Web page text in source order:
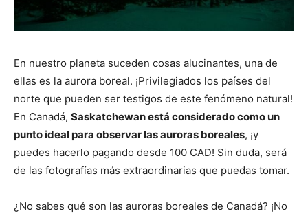
En nuestro planeta suceden cosas alucinantes, una de
ellas es la aurora boreal. ¡Privilegiados los países del
norte que pueden ser testigos de este fenómeno natural!
En Canadá, Saskatchewan está considerado como un
punto ideal para observar las auroras boreales, ¡y
puedes hacerlo pagando desde 100 CAD! Sin duda, será
de las fotografías más extraordinarias que puedas tomar.
¿No sabes qué son las auroras boreales de Canadá? ¡No